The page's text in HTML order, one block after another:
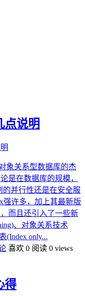
点说明
象关系型数据库的杰
是在数据库的规模，
并行性还是在安全服
强许多，加上其最新版
而且还引入了一些新
、对象关系技术
(Index only...
喜欢 0 阅读 0 views
得